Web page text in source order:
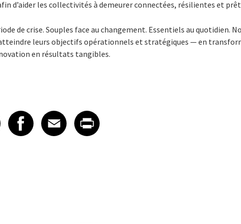
d’aider les collectivités à demeurer connectées, résilientes et
de crise. Souples face au changement. Essentiels au quotidien.
leurs objectifs opérationnels et stratégiques — en
en résultats tangibles.
on LinkedIn
article on X
XShare article on Facebook
Facebook
Share article on Email
Email
Share article on Print